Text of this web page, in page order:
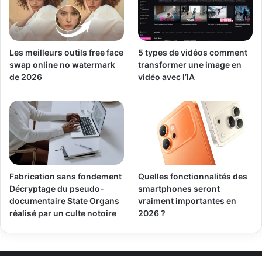
Les meilleurs outils free face
swap online no watermark
de 2026
5 types de vidéos comment
transformer une image en
vidéo avec l’IA
Fabrication sans fondement
Décryptage du pseudo-
documentaire State Organs
réalisé par un culte notoire
Quelles fonctionnalités des
smartphones seront
vraiment importantes en
2026 ?